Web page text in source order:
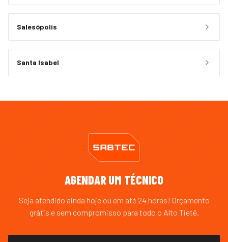
Salesópolis
Santa Isabel
AGENDAR UM TÉCNICO
Seja atendido ainda hoje ou em até 24 horas! Orçamento
grátis e sem compromisso para todo o Alto Tietê.